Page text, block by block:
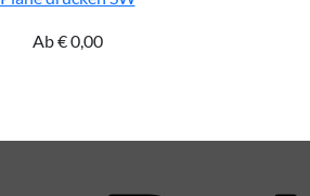
Ab€0,00